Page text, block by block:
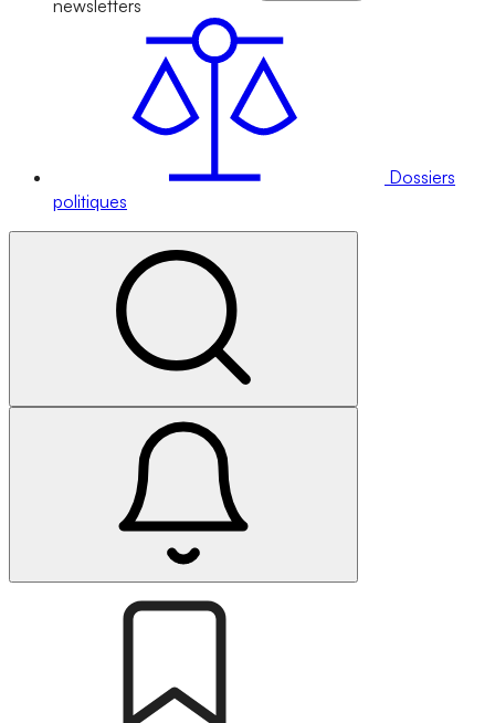
newsletters
Dossiers
politiques